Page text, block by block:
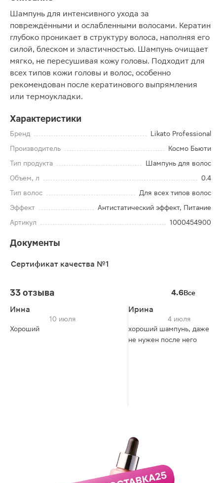
Шампунь для интенсивного ухода за
повреждёнными и ослабленными волосами. Кератин
глубоко проникает в структуру волоса, наполняя его
силой, блеском и эластичностью. Шампунь очищает
мягко, не пересушивая кожу головы. Подходит для
всех типов кожи головы и волос, особенно
рекомендован после кератинового выпрямления
или термоукладки.
Характеристики
Бренд
Likato Professional
Производитель
Космо Бьюти
Тип продукта
Шампунь для волос
Объем, л
0.4
Тип волос
Для всех типов волос
Эффект
Антистатический эффект, Питание
Артикул
1000454900
Документы
Сертификат качества №1
33 отзыва 4.6Все
Инна
10 июля
Хороший
Ирина
4 июля
хороший шампунь, даже
не нужен после него